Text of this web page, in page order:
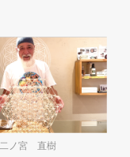
二ノ宮 直樹